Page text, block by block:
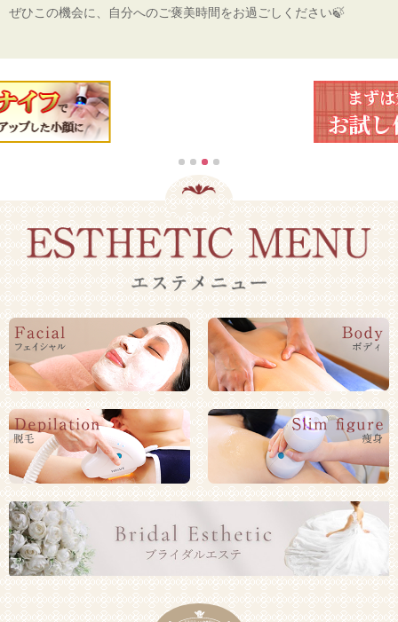
ぜひこの機会に、自分へのご褒美時間をお過ごしください🍃